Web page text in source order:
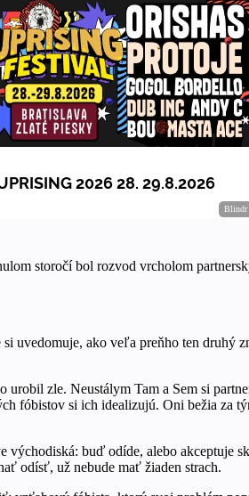
storočí bol rozvod vrcholom
uvedomuje, ako veľa preňho ten druhý
zle. Neustálym Tam a Sem si
fóbistov si ich idealizujú. Oni bežia za
východiská: buď odíde, alebo
odísť, už nebude mať žiaden strach.